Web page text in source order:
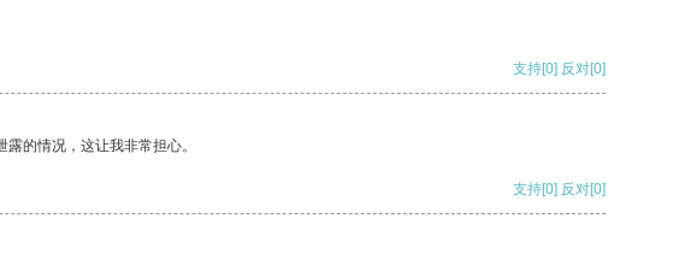
支持[0] 反对[0]
的情况，这让我非常担心。
支持[0] 反对[0]